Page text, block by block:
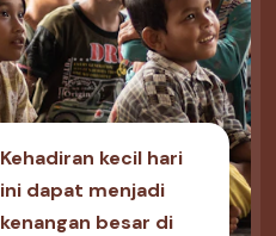
Kehadiran kecil hari
ini dapat menjadi
kenangan besar di